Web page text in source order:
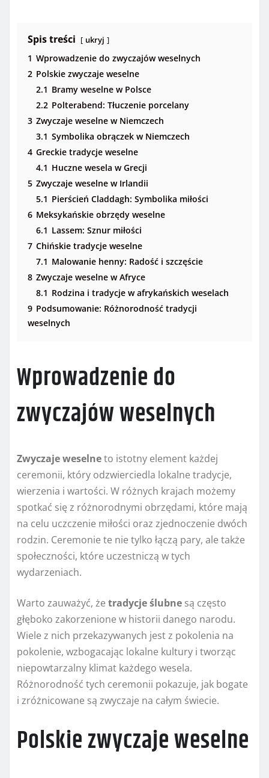
Spis treści ukryj
1 Wprowadzenie do zwyczajów weselnych
2 Polskie zwyczaje weselne
2.1 Bramy weselne w Polsce
2.2 Polterabend: Tłuczenie porcelany
3 Zwyczaje weselne w Niemczech
3.1 Symbolika obrączek w Niemczech
4 Greckie tradycje weselne
4.1 Huczne wesela w Grecji
5 Zwyczaje weselne w Irlandii
5.1 Pierścień Claddagh: Symbolika miłości
6 Meksykańskie obrzędy weselne
6.1 Lassem: Sznur miłości
7 Chińskie tradycje weselne
7.1 Malowanie henny: Radość i szczęście
8 Zwyczaje weselne w Afryce
8.1 Rodzina i tradycje w afrykańskich weselach
9 Podsumowanie: Różnorodność tradycji
weselnych
Wprowadzenie do
zwyczajów weselnych
Zwyczaje weselneto istotny element każdej
ceremonii, który odzwierciedla lokalne tradycje,
wierzenia i wartości. W różnych krajach możemy
spotkać się z różnorodnymi obrzędami, które mają
na celu uczczenie miłości oraz zjednoczenie dwóch
rodzin. Ceremonie te nie tylko łączą pary, ale także
społeczności, które uczestniczą w tych
wydarzeniach.
Warto zauważyć, że tradycje ślubne są często
głęboko zakorzenione w historii danego narodu.
Wiele z nich przekazywanych jest z pokolenia na
pokolenie, wzbogacając lokalne kultury i tworząc
niepowtarzalny klimat każdego wesela.
Różnorodność tych ceremonii pokazuje, jak bogate
i zróżnicowane są zwyczaje na całym świecie.
Polskie zwyczaje weselne